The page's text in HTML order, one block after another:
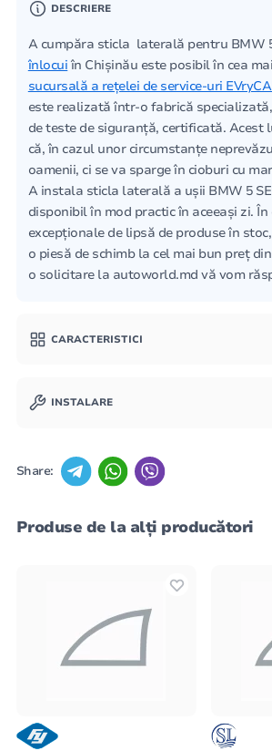
DESCRIERE
A cumpăra sticla laterală pentru BMW 5
înlocui în Chișinău este posibil în cea
sucursală a rețelei de service-uri
este realizată într-o fabrică
de teste de siguranță, certificată. Acest
că, în cazul unor circumstanțe
oamenii, ci se va sparge în cioburi cu
A instala sticla laterală a ușii BMW 5
disponibil în mod practic în aceeași zi. În
excepționale de lipsă de produse în
o piesă de schimb la cel mai bun preț
o solicitare la autoworld.md vă vom
CARACTERISTICI
INSTALARE
Share:
Produse de la alți producători